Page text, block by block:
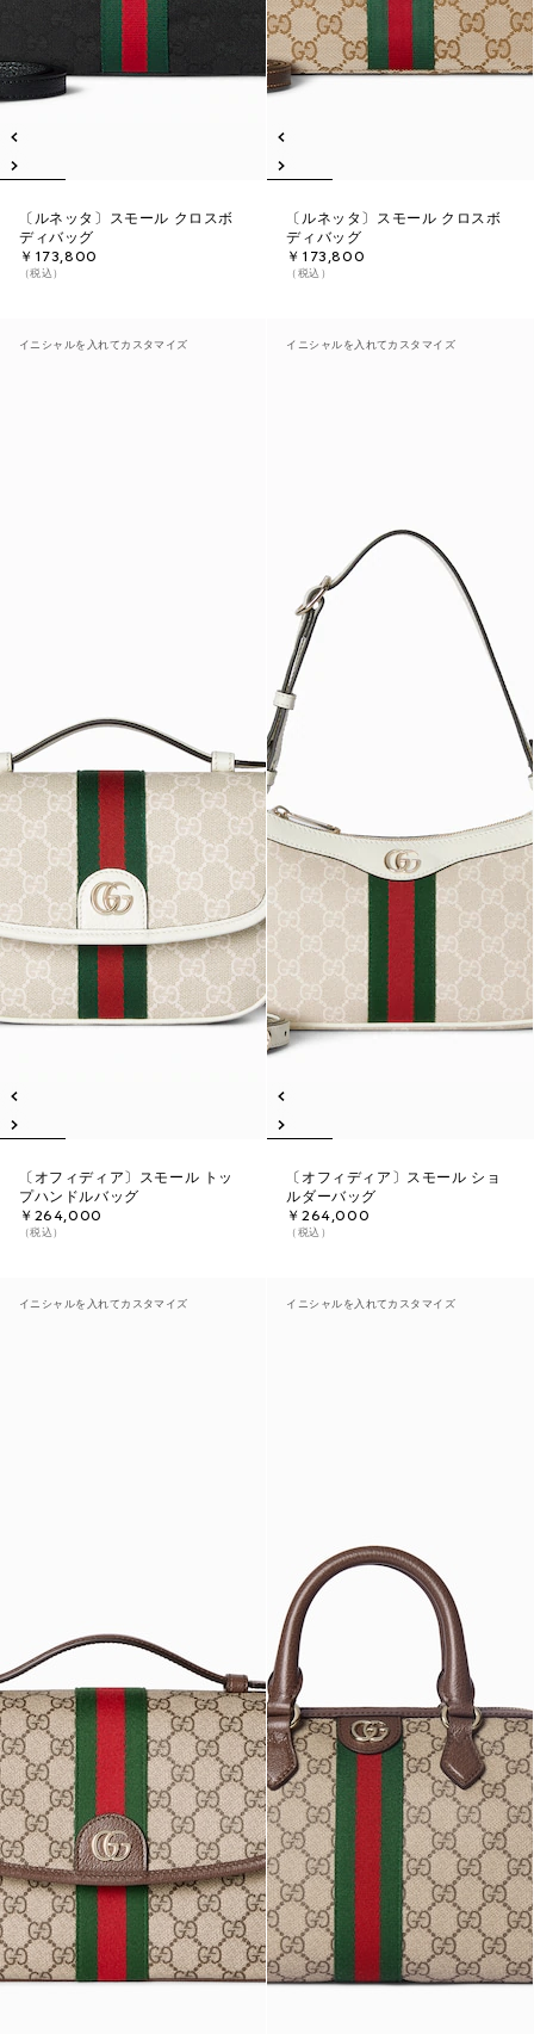
〔ルネッタ〕スモール クロスボ
ディバッグ
￥173,800
（税込）
〔ルネッタ〕スモール クロスボ
ディバッグ
￥173,800
（税込）
イニシャルを入れてカスタマイズ
〔オフィディア〕スモール トッ
プハンドルバッグ
￥264,000
（税込）
イニシャルを入れてカスタマイズ
〔オフィディア〕スモール ショ
ルダーバッグ
￥264,000
（税込）
イニシャルを入れてカスタマイズ イニシャルを入れてカスタマイズ